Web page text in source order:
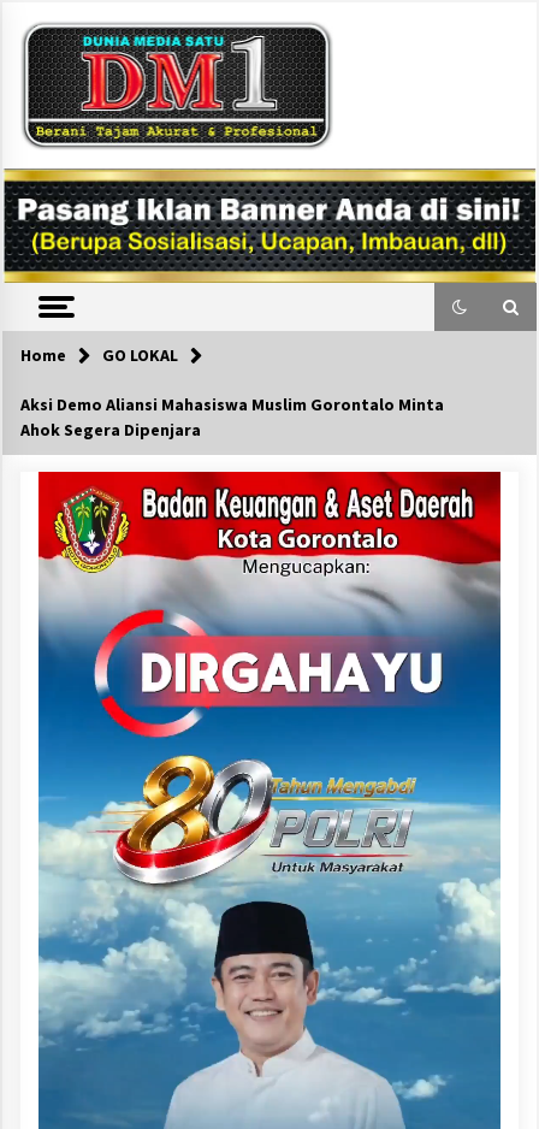
content
DM1
Home GO LOKAL
Aksi Demo Aliansi Mahasiswa Muslim Gorontalo Minta
Ahok Segera Dipenjara